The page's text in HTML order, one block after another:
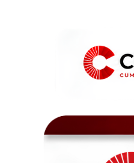
Yerel Yönetimler